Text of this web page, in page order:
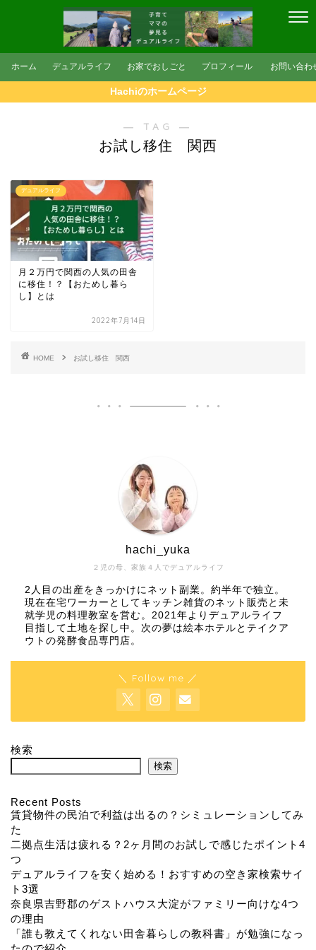
ホーム デュアルライフ お家でおしごと プロフィール お問い合わ
Hachiのホームページ
― TAG ―
お試し移住 関西
デュアルライフ
月２万円で関西の人気の田舎
に移住！？【おためし暮ら
し】とは
2022年7月14日
HOME お試し移住 関西
２児の母、家族４人でデュアルライフ
hachi_yuka
2人目の出産をきっかけにネット副業。約半年で独立。
現在在宅ワーカーとしてキッチン雑貨のネット販売と未
就学児の料理教室を営む。2021年よりデュアルライフ
目指して土地を探し中。次の夢は絵本ホテルとテイクア
ウトの発酵食品専門店。
＼ Follow me ／
検索
検索
Recent Posts
賃貸物件の民泊で利益は出るの？シミュレーションしてみ
た
二拠点生活は疲れる？2ヶ月間のお試しで感じたポイント4
つ
デュアルライフを安く始める！おすすめの空き家検索サイ
ト3選
奈良県吉野郡のゲストハウス大淀がファミリー向けな4つ
の理由
「誰も教えてくれない田舎暮らしの教科書」が勉強になっ